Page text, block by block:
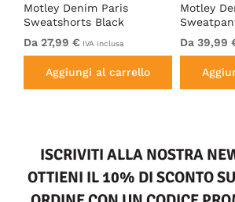
Motley Denim Paris
Sweatshorts Black
Da 27,99 € IVA inclusa
Aggiungi al carrello
Motley
Da 39,99
ISCRIVITI ALLA NOSTRA
OTTIENI IL 10% DI SCONTO